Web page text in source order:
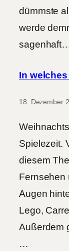
dümmste
werde
In
18. Dezember
Spielezeit.
diesem
Fernsehen
Augen
Lego,
Außerdem
…